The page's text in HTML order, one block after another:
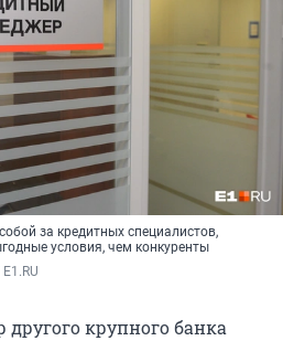
за кредитных специалистов,
условия, чем конкуренты
крупного банка